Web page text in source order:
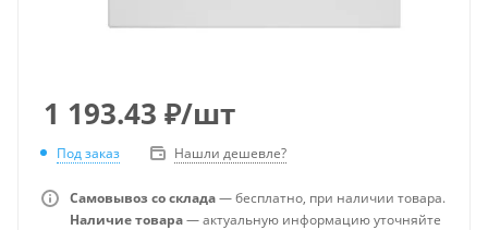
1 193.43 ₽/шт
Под заказ Нашли дешевле?
Самовывоз со склада— бесплатно, при наличии товара.
Наличие товара— актуальную информацию уточняйте